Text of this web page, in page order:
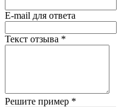
E-mail для ответа
Текст отзыва *
Решите пример *